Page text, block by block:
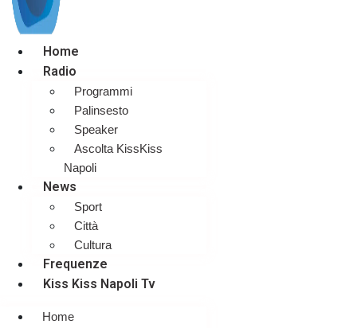
Home
Radio
Programmi
Palinsesto
Speaker
Ascolta KissKiss
Napoli
News
Sport
Città
Cultura
Frequenze
Kiss Kiss Napoli Tv
Home